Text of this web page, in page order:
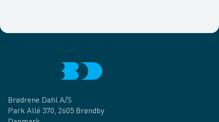
Brødrene Dahl A/S
Park Allé 370, 2605 Brøndby